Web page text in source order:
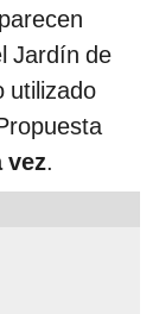
Jardín de
utilizado
vez.